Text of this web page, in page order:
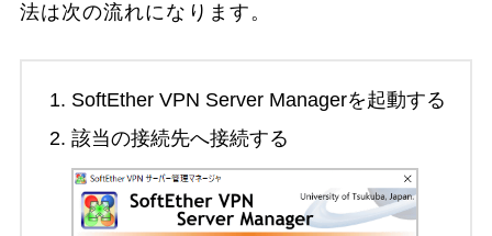
法は次の流れになります。
SoftEther VPN Server Managerを起動する
該当の接続先へ接続する